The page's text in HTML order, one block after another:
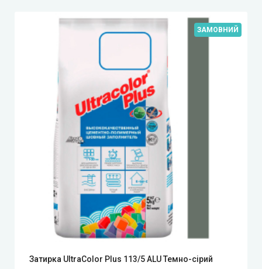
ЗАМОВНИЙ
Затирка UltraColor Plus 113/5 ALU Темно-сірий